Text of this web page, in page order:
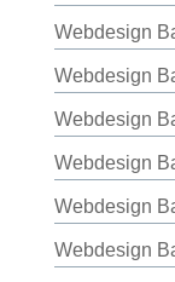
Webdesign
Webdesign
Webdesign
Webdesign
Webdesign
Webdesign